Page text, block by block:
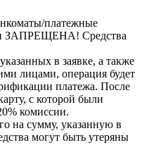
платежные
ЗАПРЕЩЕНА! Средства
в заявке, а также
лицами, операция будет
платежа. После
с которой были
комиссии.
на сумму, указанную в
могут быть утеряны